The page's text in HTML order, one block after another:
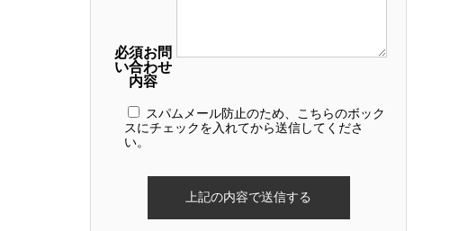
必須お問
い合わせ
内容
スパムメール防止のため、こちらのボック
スにチェックを入れてから送信してくださ
い。